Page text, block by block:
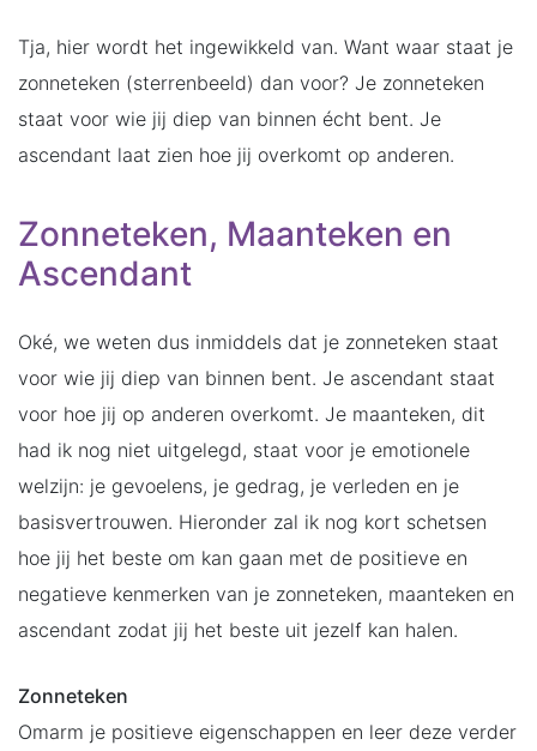
Tja, hier wordt het ingewikkeld van. Want waar staat je
zonneteken (sterrenbeeld) dan voor? Je zonneteken
staat voor wie jij diep van binnen écht bent. Je
ascendant laat zien hoe jij overkomt op anderen.
Zonneteken, Maanteken en
Ascendant
Oké, we weten dus inmiddels dat je zonneteken staat
voor wie jij diep van binnen bent. Je ascendant staat
voor hoe jij op anderen overkomt. Je maanteken, dit
had ik nog niet uitgelegd, staat voor je emotionele
welzijn: je gevoelens, je gedrag, je verleden en je
basisvertrouwen. Hieronder zal ik nog kort schetsen
hoe jij het beste om kan gaan met de positieve en
negatieve kenmerken van je zonneteken, maanteken en
ascendant zodat jij het beste uit jezelf kan halen.
Zonneteken
Omarm je positieve eigenschappen en leer deze verder